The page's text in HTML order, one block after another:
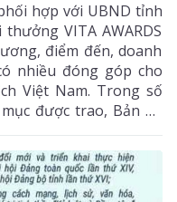
hợp với UBND tỉnh
VITA AWARDS
điểm đến, doanh
nhiều đóng góp cho
Việt Nam. Trong số
được trao, Bản du
Há, tỉnh Lai Châu)
đến có sản phẩm
sắc", giúp Lai Châu
tiên.